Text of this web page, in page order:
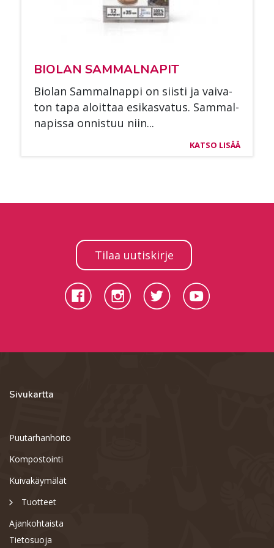
BIO­LAN SAM­MAL­NA­PIT
Bio­lan Sam­mal­nap­pi on siis­ti ja vai­va­
ton tapa aloit­taa esi­kas­va­tus. Sam­mal­
na­pis­sa on­nis­tuu niin...
KATSO LISÄÄ
Tilaa uutiskirje
Sivukartta
Puutarhanhoito
Kompostointi
Kuivakäymälät
Tuotteet
Ajankohtaista
Tietosuoja